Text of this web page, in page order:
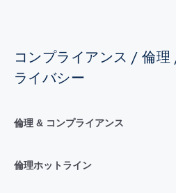
コンプライアンス / 倫
ライバシー
倫理 & コンプライアンス
倫理ホットライン